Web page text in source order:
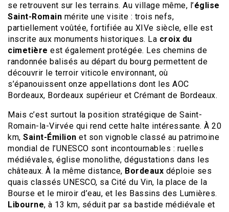
se retrouvent sur les terrains. Au village même, l’église
Saint-Romain mérite une visite : trois nefs,
partiellement voûtée, fortifiée au XIVe siècle, elle est
inscrite aux monuments historiques. La croix du
cimetière est également protégée. Les chemins de
randonnée balisés au départ du bourg permettent de
découvrir le terroir viticole environnant, où
s’épanouissent onze appellations dont les AOC
Bordeaux, Bordeaux supérieur et Crémant de Bordeaux.
Mais c’est surtout la position stratégique de Saint-
Romain-la-Virvée qui rend cette halte intéressante. À 20
km, Saint-Émilion et son vignoble classé au patrimoine
mondial de l’UNESCO sont incontournables : ruelles
médiévales, église monolithe, dégustations dans les
châteaux. À la même distance, Bordeaux déploie ses
quais classés UNESCO, sa Cité du Vin, la place de la
Bourse et le miroir d’eau, et les Bassins des Lumières.
Libourne, à 13 km, séduit par sa bastide médiévale et